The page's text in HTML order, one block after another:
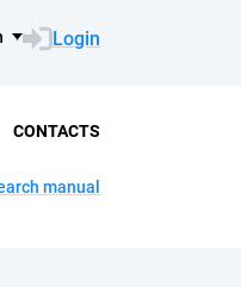
Login
CONTACTS
manual